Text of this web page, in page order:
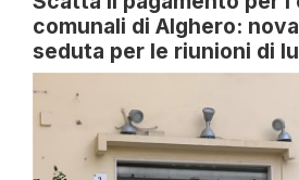
comunali di Alghero:
seduta per le riunioni di